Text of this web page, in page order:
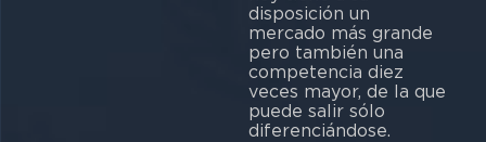
disposición un
mercado más grande
pero también una
competencia diez
veces mayor, de la que
puede salir sólo
diferenciándose.